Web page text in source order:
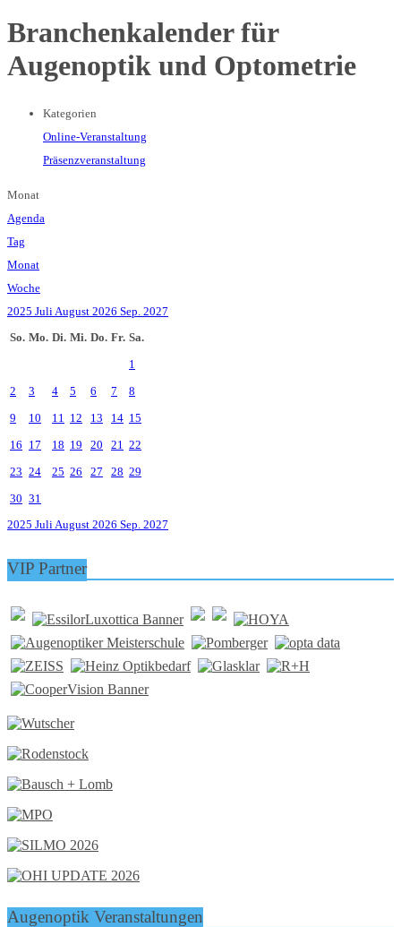
Branchenkalender für
Augenoptik und Optometrie
Kategorien
Online-Veranstaltung
Präsenzveranstaltung
Monat
Agenda
Tag
Monat
Woche
2025 Juli August 2026 Sep. 2027
So. Mo. Di. Mi. Do. Fr. Sa.
1
2
3 4 5 6 7
8
9
10 11 12 13 14 15
16 17 18 19 20 21 22
23 24 25 26 27 28 29
30 31
2025 Juli August 2026 Sep. 2027
VIP Partner
Augenoptik Veranstaltungen